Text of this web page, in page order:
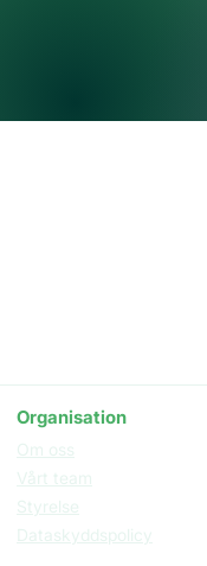
Organisation​
Om oss
Vårt team
Styrelse
Dataskyddspolicy